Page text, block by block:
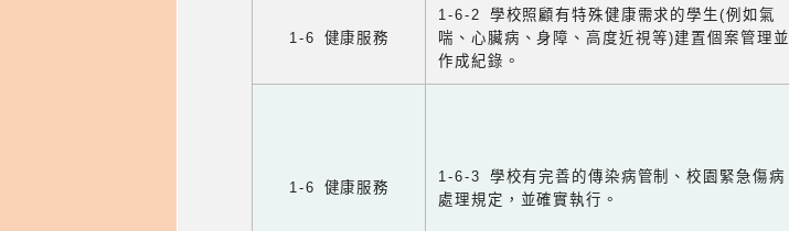
1-6 健康服務
1-6-2 學校照顧有特殊健康需求的學生(例如氣
喘、心臟病、身障、高度近視等)建置個案管理並
作成紀錄。
1-6 健康服務
1-6-3 學校有完善的傳染病管制、校園緊急傷病
處理規定，並確實執行。